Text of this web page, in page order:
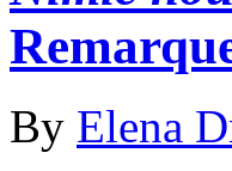
By Elena